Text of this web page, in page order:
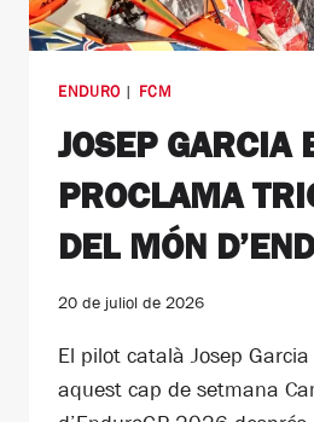
ENDURO| FCM
JOSEP GARCIA
PROCLAMA
DEL MÓN
20 de juliol de 2026
El pilot català Josep
aquest cap de setmana